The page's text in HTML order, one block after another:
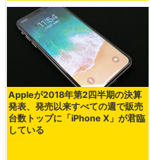
Appleが2018年第2四半期の決算
発表、発売以来すべての週で販売
台数トップに「iPhone X」が君臨
している